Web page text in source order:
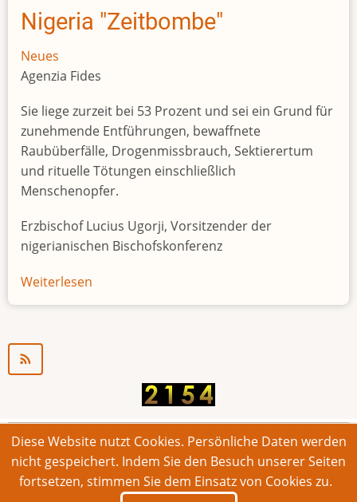
Nigeria "Zeitbombe"
Neues
Agenzia Fides
Sie liege zurzeit bei 53 Prozent und sei ein Grund für
zunehmende Entführungen, bewaffnete
Raubüberfälle, Drogenmissbrauch, Sektierertum
und rituelle Tötungen einschließlich
Menschenopfer.
Erzbischof Lucius Ugorji, Vorsitzender der
nigerianischen Bischofskonferenz
Weiterlesen
Jugendarbeitslosigkeit
© 2026 Bonner Aufruf. Alle Rechte vorbehalten.
Footer
Impressum Kontakt Intern
Diese Website nutzt Cookies. Persönliche Daten werden
nicht gespeichert. Indem Sie den Besuch unserer Seiten
fortsetzen, stimmen Sie dem Einsatz von Cookies zu.